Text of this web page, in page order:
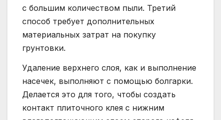
с большим количеством пыли. Третий
способ требует дополнительных
материальных затрат на покупку
грунтовки.
Удаление верхнего слоя, как и выполнение
насечек, выполняют с помощью болгарки.
Делается это для того, чтобы создать
контакт плиточного клея с нижним